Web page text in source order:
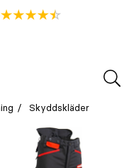
Skyddskläder